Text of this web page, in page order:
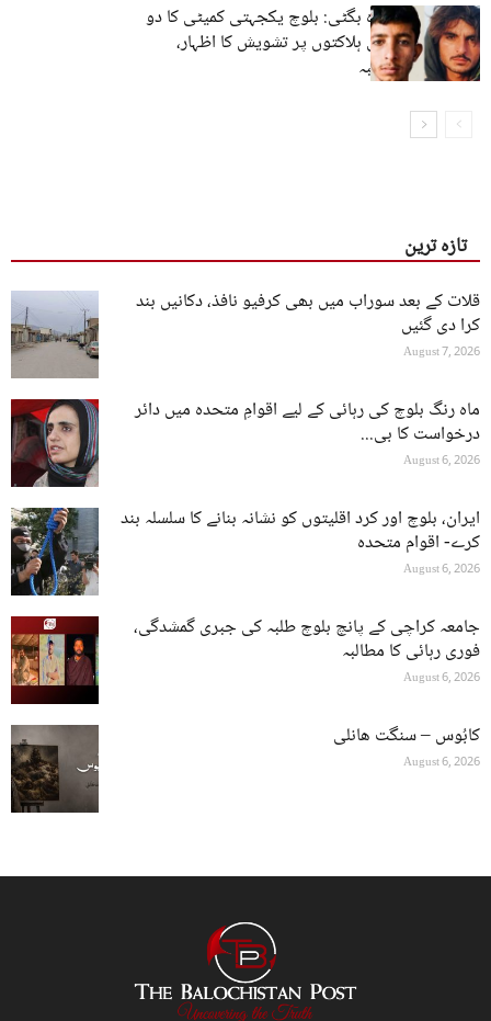
مستونگ اور ڈیرہ بگٹی: بلوچ یکجہتی کمیٹی کا دو
بلوچ شہریوں کی ہلاکتوں پر تشویش کا اظہار،
تحقیقات کا مطالبہ
تازہ ترین
قلات کے بعد سوراب میں بھی کرفیو نافذ، دکانیں بند
کرا دی گئیں
August 7, 2026
ماہ رنگ بلوچ کی رہائی کے لیے اقوامِ متحدہ میں دائر
درخواست کا بی...
August 6, 2026
ایران، بلوچ اور کرد اقلیتوں کو نشانہ بنانے کا سلسلہ بند
کرے- اقوام متحدہ
August 6, 2026
جامعہ کراچی کے پانچ بلوچ طلبہ کی جبری گمشدگی،
فوری رہائی کا مطالبہ
August 6, 2026
کابُوس – سنگت ھانلی
August 6, 2026